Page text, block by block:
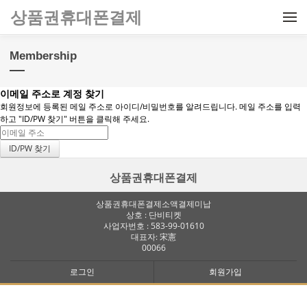
메뉴 건너뛰기
상품권휴대폰결제
Membership
이메일 주소로 계정 찾기
회원정보에 등록된 메일 주소로 아이디/비밀번호를 알려드립니다. 메일 주소를 입력
하고 "ID/PW 찾기" 버튼을 클릭해 주세요.
상품권휴대폰결제
상품권휴대폰결제소액결제미납
상호 : 단비티켓
사업자번호 : 583-99-01610
대표자: 宋憲
00066
로그인 회원가입